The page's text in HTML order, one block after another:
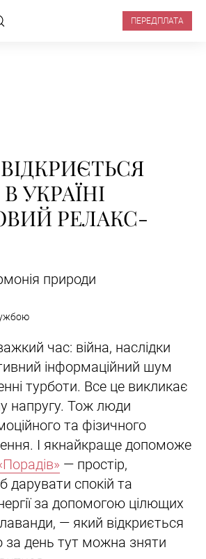
ПЕРЕДПЛАТА
УКРАЇНІ
РЕЛАКС-
природи
час: війна, наслідки
інформаційний шум
турботи. Все це викликає
напругу. Тож люди
та фізичного
І якнайкраще допоможе
— простір,
дарувати спокій та
за допомогою цілющих
— який відкриється
за день тут можна зняти